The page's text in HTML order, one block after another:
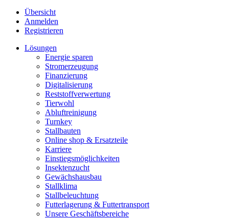
Übersicht
Anmelden
Registrieren
Lösungen
Energie sparen
Stromerzeugung
Finanzierung
Digitalisierung
Reststoffverwertung
Tierwohl
Abluftreinigung
Turnkey
Stallbauten
Online shop & Ersatzteile
Karriere
Einstiegsmöglichkeiten
Insektenzucht
Gewächshausbau
Stallklima
Stallbeleuchtung
Futterlagerung & Futtertransport
Unsere Geschäftsbereiche